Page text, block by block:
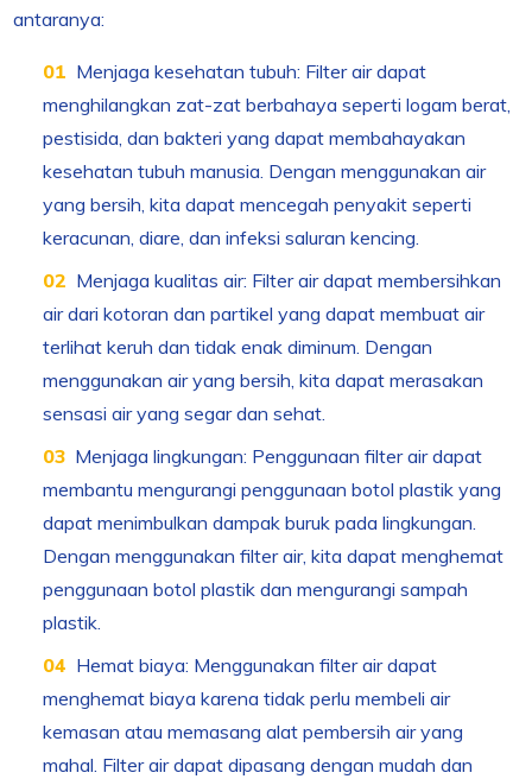
antaranya:
Menjaga kesehatan tubuh: Filter air dapat
menghilangkan zat-zat berbahaya seperti logam berat,
pestisida, dan bakteri yang dapat membahayakan
kesehatan tubuh manusia. Dengan menggunakan air
yang bersih, kita dapat mencegah penyakit seperti
keracunan, diare, dan infeksi saluran kencing.
Menjaga kualitas air: Filter air dapat membersihkan
air dari kotoran dan partikel yang dapat membuat air
terlihat keruh dan tidak enak diminum. Dengan
menggunakan air yang bersih, kita dapat merasakan
sensasi air yang segar dan sehat.
Menjaga lingkungan: Penggunaan filter air dapat
membantu mengurangi penggunaan botol plastik yang
dapat menimbulkan dampak buruk pada lingkungan.
Dengan menggunakan filter air, kita dapat menghemat
penggunaan botol plastik dan mengurangi sampah
plastik.
Hemat biaya: Menggunakan filter air dapat
menghemat biaya karena tidak perlu membeli air
kemasan atau memasang alat pembersih air yang
mahal. Filter air dapat dipasang dengan mudah dan